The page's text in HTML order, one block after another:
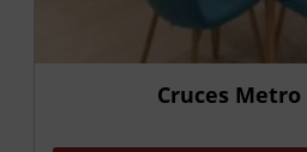
Cruces Metro